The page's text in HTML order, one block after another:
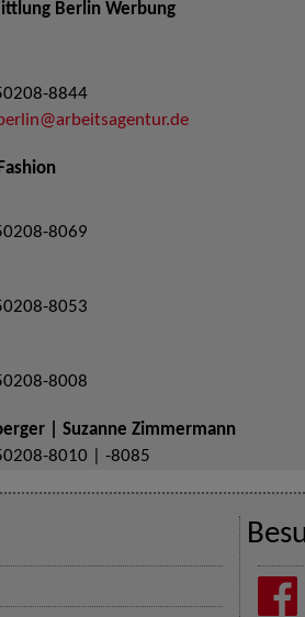
Berlin Werbung
8844
8069
8053
8008
| Suzanne Zimmermann
8010 | -8085